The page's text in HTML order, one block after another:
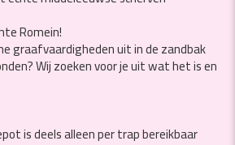
Romein!
graafvaardigheden uit in de zandbak
Wij zoeken voor je uit wat het is en
is deels alleen per trap bereikbaar